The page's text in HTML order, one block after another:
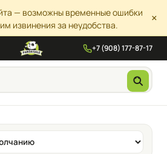
— возможны временные ошибки
извинения за неудобства.
×
+7 (908) 177-87-17